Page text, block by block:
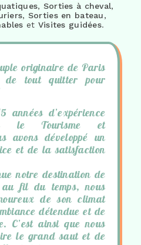
, Sorties à cheval,
, Sorties en bateau,
et Visites guidées.
originaire de Paris
de tout quitter pour
années d’expérience
le Tourisme et
avons développé un
et de la satisfaction
notre destination de
au fil du temps, nous
de son climat
détendue et de
C’est ainsi que nous
le grand saut et de